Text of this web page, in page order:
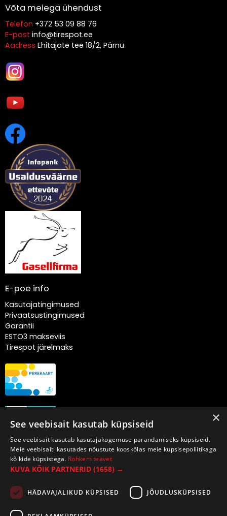
Võta meiega ühendust
Telefon +372 53 09 88 76
E-post info@tirespot.ee
Aadress Ehitajate tee 18/2, Pärnu
E-poe info
Kasutajatingimused
Privaatsustingimused
Garantii
ESTO3 makseviis
Tirespot järelmaks
×
See veebisait kasutab küpsiseid
See veebisait kasutab kasutajakogemuse parandamiseks küpsiseid.
Meie veebisaiti kasutades nõustute kooskõlas meie küpsisepoliitikaga
kõikide küpsistega. Rohkem teavet
KUVA KÕIK PARTNERID (1658) →
HÄDAVAJALIKUD KÜPSISED JÕUDLUSKÜPSISED